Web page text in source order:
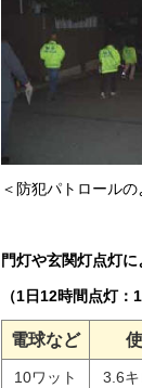
＜防犯パトロールの
門灯や玄関灯点灯
（1日12時間点灯：
電球など
10ワット 3.6キ